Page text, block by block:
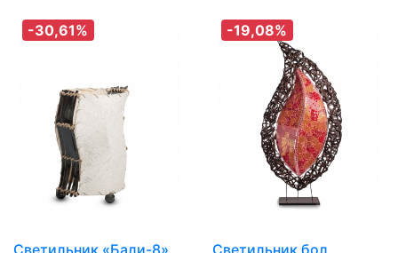
-30,61%
Светильник «Бали-8»
-19,08%
Светильник бол.